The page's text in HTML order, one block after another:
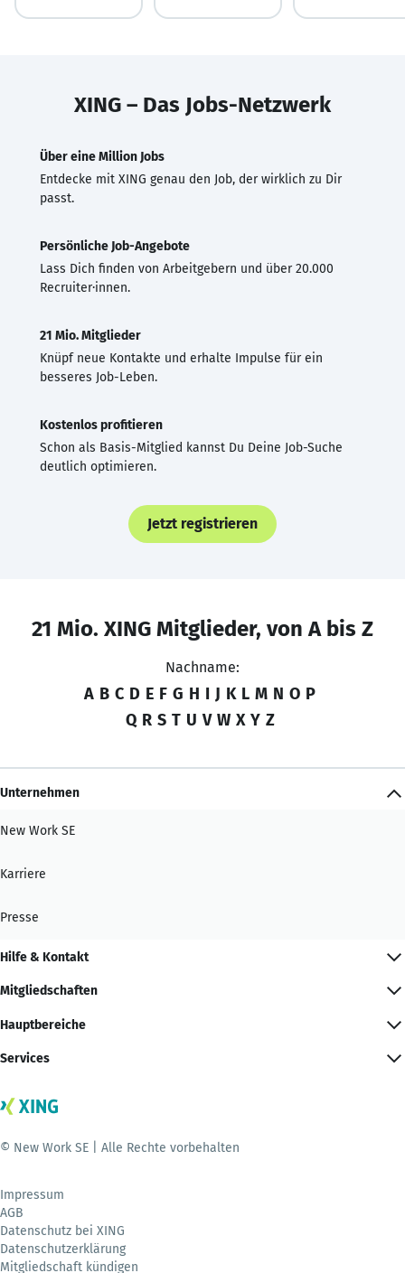
XING – Das Jobs-Netzwerk
Über eine Million Jobs
Entdecke mit XING genau den Job, der wirklich zu Dir
passt.
Persönliche Job-Angebote
Lass Dich finden von Arbeitgebern und über 20.000
Recruiter·innen.
21 Mio. Mitglieder
Knüpf neue Kontakte und erhalte Impulse für ein
besseres Job-Leben.
Kostenlos profitieren
Schon als Basis-Mitglied kannst Du Deine Job-Suche
deutlich optimieren.
Jetzt registrieren
21 Mio. XING Mitglieder, von A bis Z
Nachname:
A B C D E F G H I J K L M N O P
Q R S T U V W X Y Z
Unternehmen
New Work SE
Karriere
Presse
Hilfe & Kontakt
Mitgliedschaften
Hauptbereiche
Services
© New Work SE | Alle Rechte vorbehalten
Impressum
AGB
Datenschutz bei XING
Datenschutzerklärung
Mitgliedschaft kündigen